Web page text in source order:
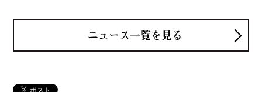
ニュース一覧を見る